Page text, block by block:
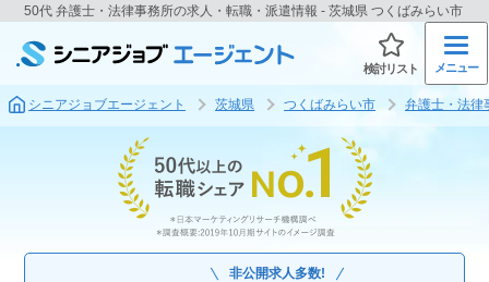
50代 弁護士・法律事務所の求人・転職・派遣情報 - 茨城県 つくばみらい市
検討リスト メニュー
シニアジョブエージェント 茨城県 つくばみらい市 弁護士・法律
非公開求人多数!